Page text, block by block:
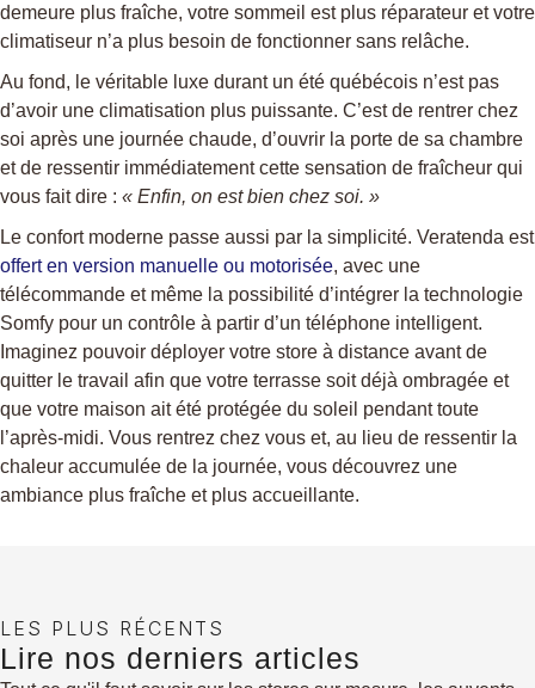
demeure plus fraîche, votre sommeil est plus réparateur et votre
climatiseur n’a plus besoin de fonctionner sans relâche.
Au fond, le véritable luxe durant un été québécois n’est pas
d’avoir une climatisation plus puissante. C’est de rentrer chez
soi après une journée chaude, d’ouvrir la porte de sa chambre
et de ressentir immédiatement cette sensation de fraîcheur qui
vous fait dire : « Enfin, on est bien chez soi. »
Le confort moderne passe aussi par la simplicité. Veratenda est
offert en version manuelle ou motorisée, avec une
télécommande et même la possibilité d’intégrer la technologie
Somfy pour un contrôle à partir d’un téléphone intelligent.
Imaginez pouvoir déployer votre store à distance avant de
quitter le travail afin que votre terrasse soit déjà ombragée et
que votre maison ait été protégée du soleil pendant toute
l’après-midi. Vous rentrez chez vous et, au lieu de ressentir la
chaleur accumulée de la journée, vous découvrez une
ambiance plus fraîche et plus accueillante.
LES PLUS RÉCENTS
Lire nos derniers articles